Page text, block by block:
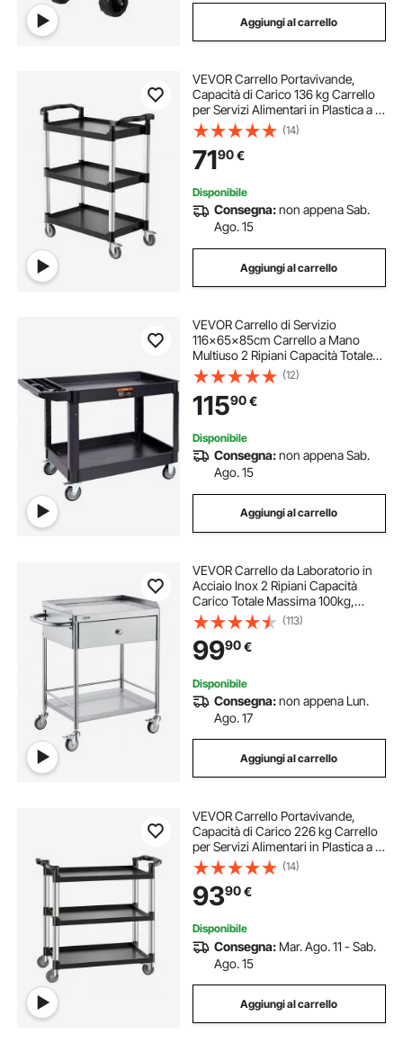
carrello di pulizia
macchina per zucchero filato con carrello
carrelli da spiaggia con ruote
Aggiungi al carrello
VEVOR Carrello Portavivande,
Capacità di Carico 136 kg Carrello
per Servizi Alimentari in Plastica a 3
Livelli da 620 x 410 mm con Ruote
Girevoli 360° per Magazzino,
Ufficio, Casa, Ristorante, Cucina
(14)
7190€
Disponibile
Consegna:non appena Sab.
Ago. 15
Aggiungi al carrello
VEVOR Carrello di Servizio
116x65x85cm Carrello a Mano
Multiuso 2 Ripiani Capacità Totale
250kg, Carrello a Portata con Ruote
Girevoli 360° 2 Ruote con Freni,
Carrello Portaoggetti da Garage
Giardino
(12)
11590€
Disponibile
Consegna:non appena Sab.
Ago. 15
Aggiungi al carrello
VEVOR Carrello da Laboratorio in
Acciaio Inox 2 Ripiani Capacità
Carico Totale Massima 100kg,
Carrello Sanitario in Acciaio Inox
201 710 x 421 x 785 mm, Carrello
per Medicazione da Laboratorio 2
Piani
(113)
9990€
Disponibile
Consegna:non appena Lun.
Ago. 17
Aggiungi al carrello
VEVOR Carrello Portavivande,
Capacità di Carico 226 kg Carrello
per Servizi Alimentari in Plastica a 3
Livelli da 790 x 490 mm con Ruote
Girevoli 360° per Magazzino,
Ufficio, Casa, Ristorante, Cucina
(14)
9390€
Disponibile
Consegna: Mar. Ago. 11 - Sab.
Ago. 15
Aggiungi al carrello